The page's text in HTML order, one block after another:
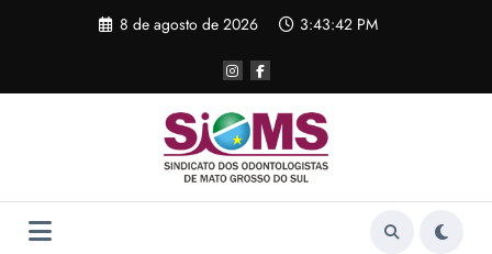
8 de agosto de 2026 3:43:43 PM